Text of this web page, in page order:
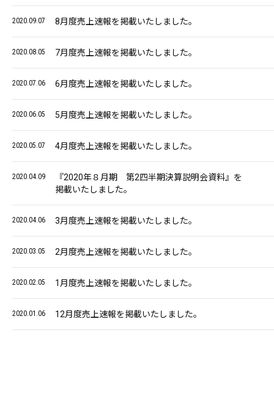
2020.09.07 8月度売上速報を掲載いたしました。
2020.08.05 7月度売上速報を掲載いたしました。
2020.07.06 6月度売上速報を掲載いたしました。
2020.06.05 5月度売上速報を掲載いたしました。
2020.05.07 4月度売上速報を掲載いたしました。
2020.04.09
『2020年８月期 第2四半期決算説明会資料』を
掲載いたしました。
2020.04.06 3月度売上速報を掲載いたしました。
2020.03.05 2月度売上速報を掲載いたしました。
2020.02.05 1月度売上速報を掲載いたしました。
2020.01.06 12月度売上速報を掲載いたしました。